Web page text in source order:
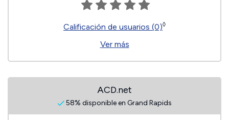
Calificación de usuarios (0)◊
Ver más
ACD.net
58% disponible en Grand Rapids